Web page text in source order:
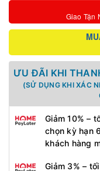
Giao Tận
ƯU ĐÃI KHI
(SỬ DỤNG KHI XÁC
Giảm 10% –
chọn kỳ hạn
khách hàng
Giảm 3% –